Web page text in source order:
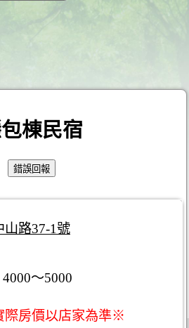
棟民宿
山路37-1號
～5000
房價以店家為準※